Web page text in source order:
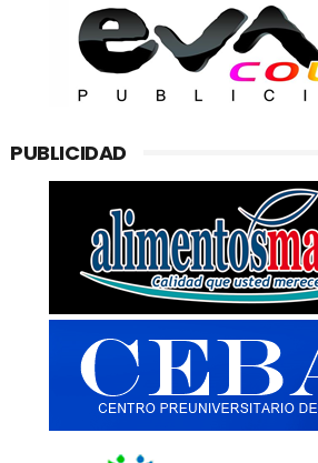
PUBLICIDAD